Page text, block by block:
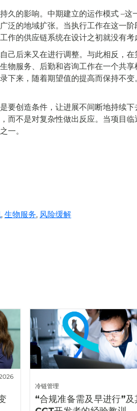
久的影响。中期建立的运作模式 –这
泛的地域扩张。当执行工作在这一
作的供应链系统在设计之初就没有考
己后来又在进行调整。与此相反，
物服务、后勤和咨询工作在一个共
下来，随着期望值的提高而保持不
要创造条件，让进展不间断地持续
而不是对复杂性做出反应。当项目
一。
, 生物服务, 风险缓解
冷链管理
“合规准备需及早进行”及